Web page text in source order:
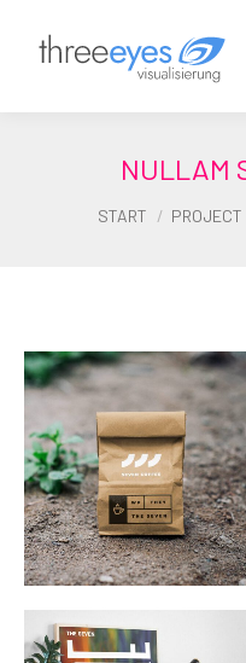
NULLAM
START PROJECT